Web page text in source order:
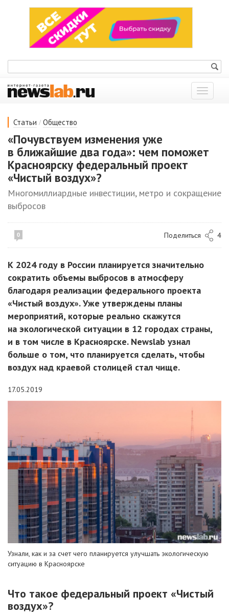
Показать
меню
Статьи / Общество
«Почувствуем изменения уже
в ближайшие два года»: чем поможет
Красноярску федеральный проект
«Чистый воздух»?
Многомиллиардные инвестиции, метро и сокращение
выбросов
0 Поделиться 4
К 2024 году в России планируется значительно
сократить объемы выбросов в атмосферу
благодаря реализации федерального проекта
«Чистый воздух». Уже утверждены планы
мероприятий, которые реально скажутся
на экологической ситуации в 12 городах страны,
и в том числе в Красноярске. Newslab узнал
больше о том, что планируется сделать, чтобы
воздух над краевой столицей стал чище.
17.05.2019
Узнали, как и за счет чего планируется улучшать экологическую
ситуацию в Красноярске
Что такое федеральный проект «Чистый
воздух»?